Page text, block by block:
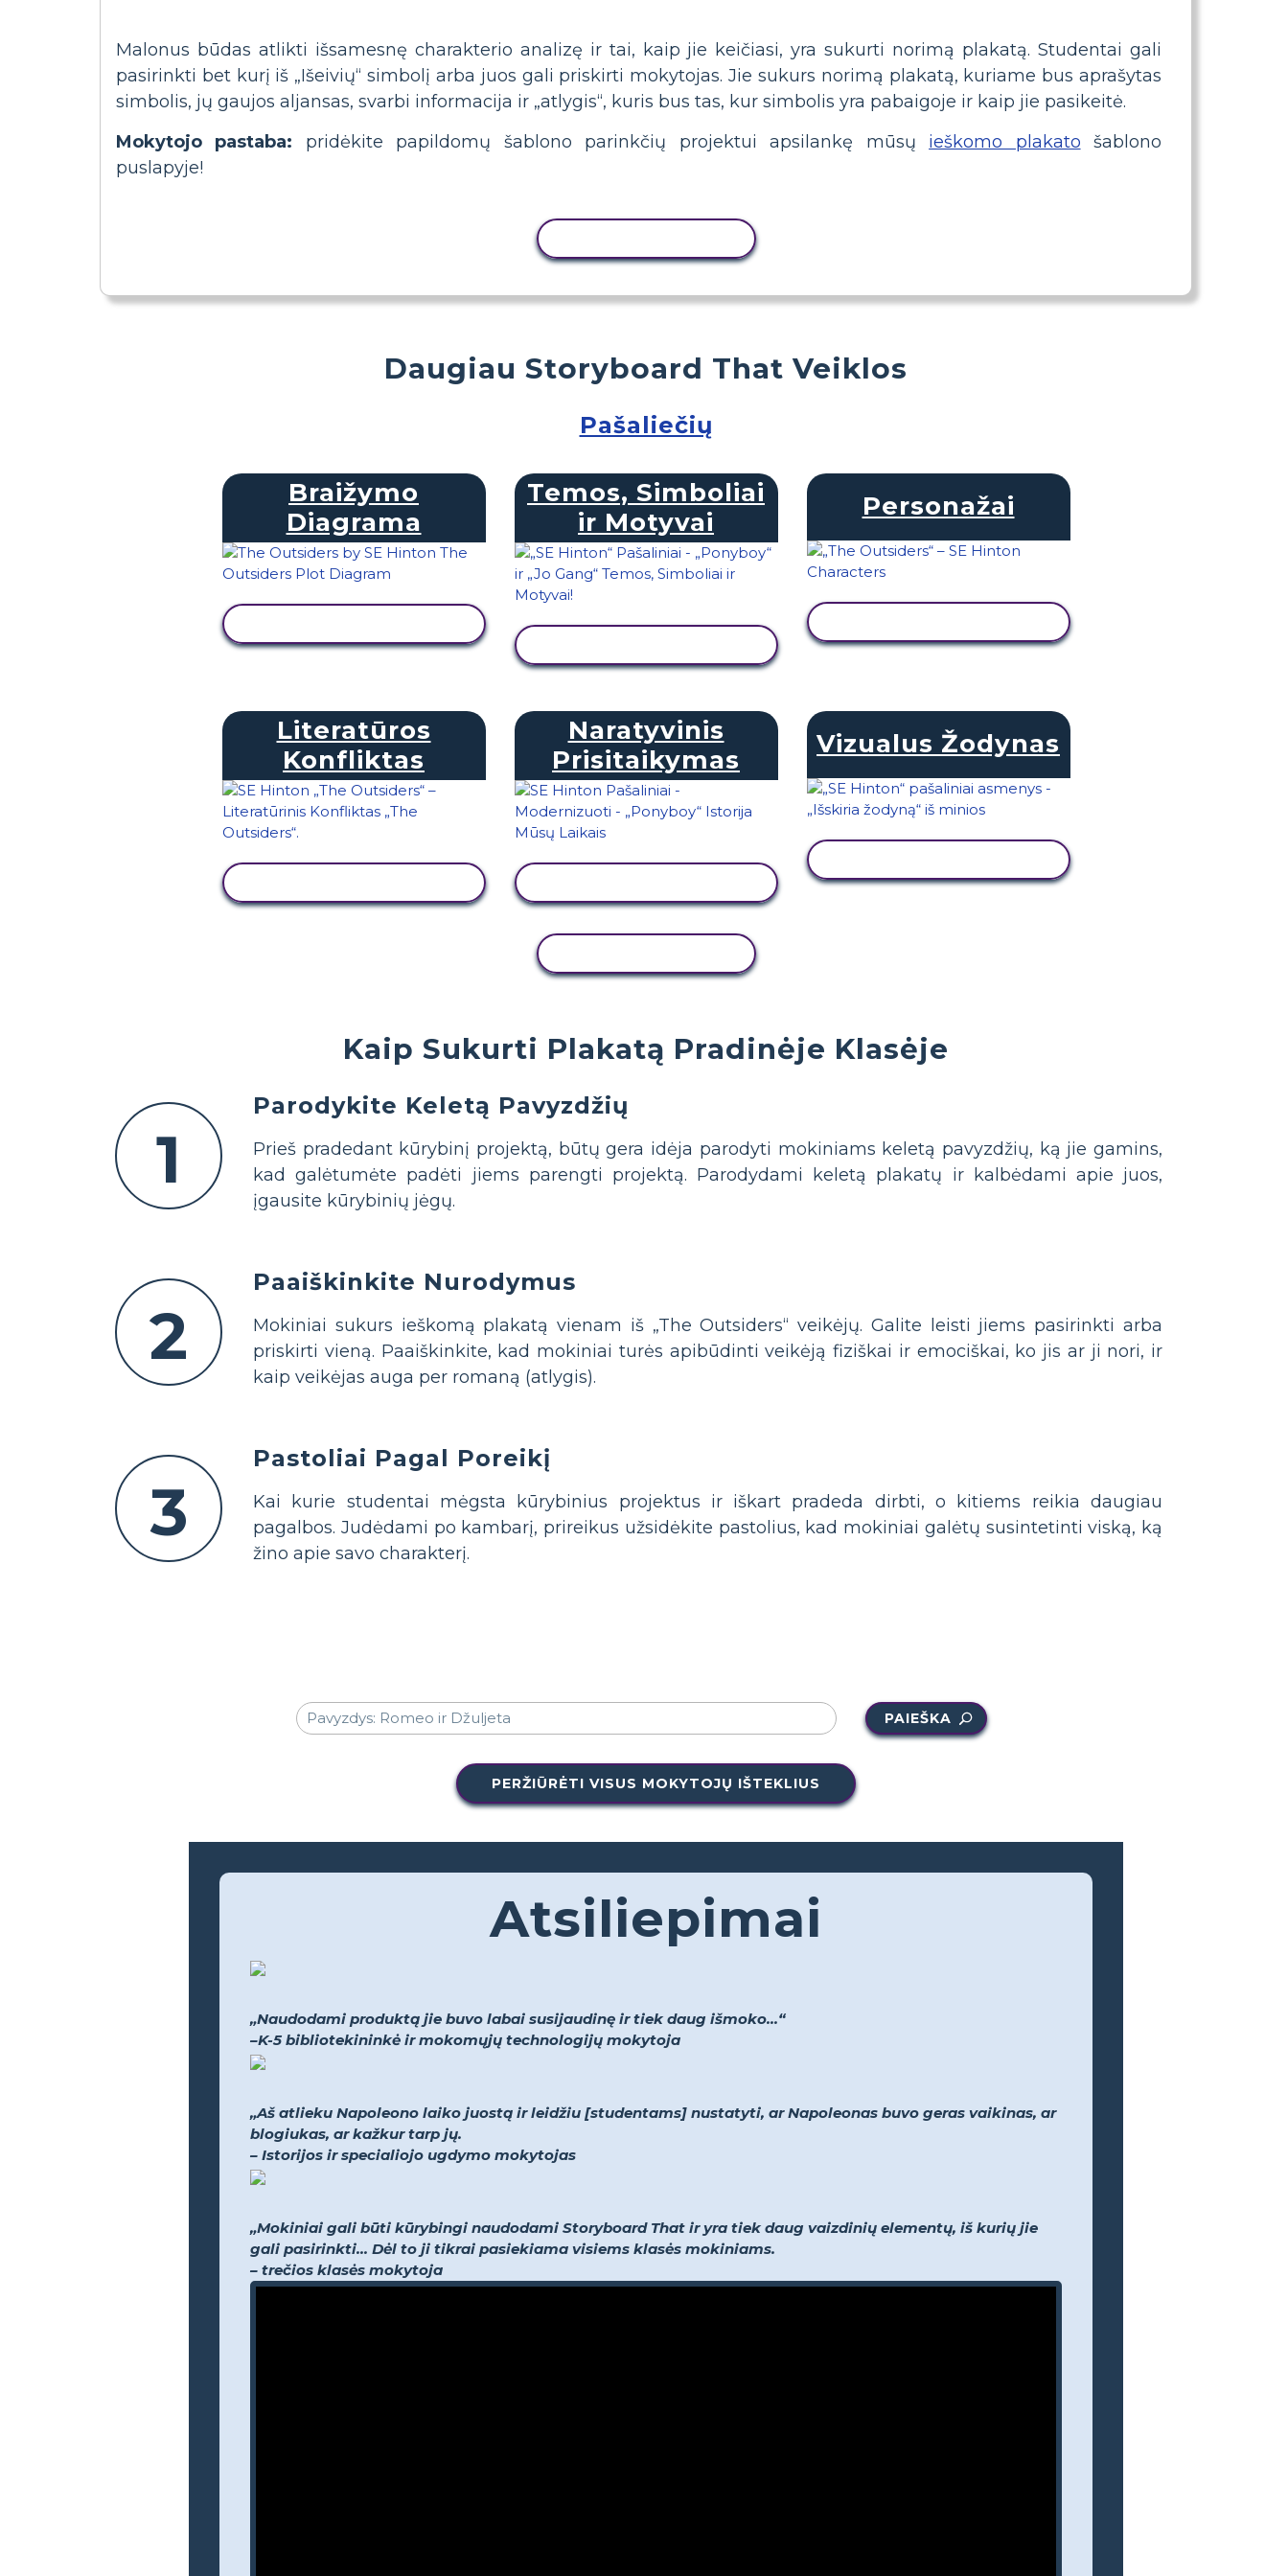
Malonus būdas atlikti išsamesnę charakterio analizę ir tai, kaip jie keičiasi, yra sukurti norimą plakatą. Studentai gali
pasirinkti bet kurį iš „Išeivių“ simbolį arba juos gali priskirti mokytojas. Jie sukurs norimą plakatą, kuriame bus aprašytas
simbolis, jų gaujos aljansas, svarbi informacija ir „atlygis“, kuris bus tas, kur simbolis yra pabaigoje ir kaip jie pasikeitė.
Mokytojo pastaba: pridėkite papildomų šablono parinkčių projektui apsilankę mūsų ieškomo plakato šablono
puslapyje!
Kaip Sukurti Plakatą Pradinėje Klasėje
1
Parodykite Keletą Pavyzdžių
Prieš pradedant kūrybinį projektą, būtų gera idėja parodyti mokiniams keletą pavyzdžių, ką jie gamins,
kad galėtumėte padėti jiems parengti projektą. Parodydami keletą plakatų ir kalbėdami apie juos,
įgausite kūrybinių jėgų.
2
Paaiškinkite Nurodymus
Mokiniai sukurs ieškomą plakatą vienam iš „The Outsiders“ veikėjų. Galite leisti jiems pasirinkti arba
priskirti vieną. Paaiškinkite, kad mokiniai turės apibūdinti veikėją fiziškai ir emociškai, ko jis ar ji nori, ir
kaip veikėjas auga per romaną (atlygis).
3
Pastoliai Pagal Poreikį
Kai kurie studentai mėgsta kūrybinius projektus ir iškart pradeda dirbti, o kitiems reikia daugiau
pagalbos. Judėdami po kambarį, prireikus užsidėkite pastolius, kad mokiniai galėtų susintetinti viską, ką
žino apie savo charakterį.
Daugiau Storyboard That Veiklos
Pašaliečių
Braižymo
Diagrama
Temos, Simboliai
ir Motyvai
Personažai
Literatūros
Konfliktas
Naratyvinis
Prisitaikymas
Vizualus Žodynas
PAIEŠKA
PERŽIŪRĖTI VISUS MOKYTOJŲ IŠTEKLIUS
Atsiliepimai
„Naudodami produktą jie buvo labai susijaudinę ir tiek daug išmoko...“
–K-5 bibliotekininkė ir mokomųjų technologijų mokytoja
„Aš atlieku Napoleono laiko juostą ir leidžiu [studentams] nustatyti, ar Napoleonas buvo geras vaikinas, ar
blogiukas, ar kažkur tarp jų.
– Istorijos ir specialiojo ugdymo mokytojas
„Mokiniai gali būti kūrybingi naudodami Storyboard That ir yra tiek daug vaizdinių elementų, iš kurių jie
gali pasirinkti... Dėl to ji tikrai pasiekiama visiems klasės mokiniams.
– trečios klasės mokytoja